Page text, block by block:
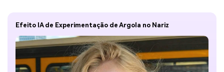
Efeito IA de Experimentação de Argola no Nariz